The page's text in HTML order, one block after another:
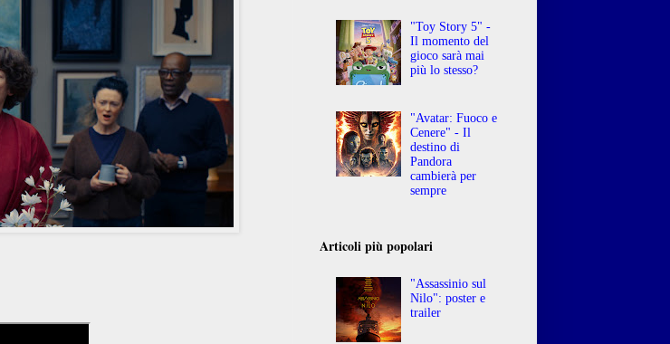
"Toy Story 5" -
Il momento del
gioco sarà mai
più lo stesso?
"Avatar: Fuoco e
Cenere" - Il
destino di
Pandora
cambierà per
sempre
Articoli più popolari
"Assassinio sul
Nilo": poster e
trailer